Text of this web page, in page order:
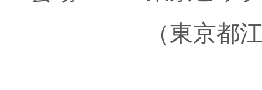
（東京都江東